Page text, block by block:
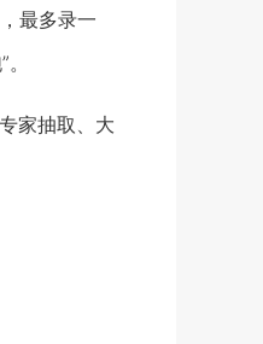
最多录一
家抽取、大